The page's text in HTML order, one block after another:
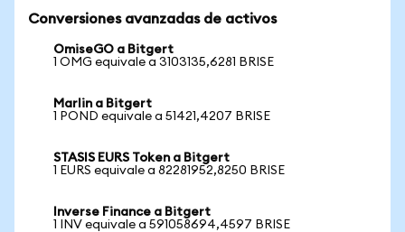
Conversiones avanzadas de activos
OmiseGO a Bitgert
1 OMG equivale a 3103135,6281 BRISE
Marlin a Bitgert
1 POND equivale a 51421,4207 BRISE
STASIS EURS Token a Bitgert
1 EURS equivale a 82281952,8250 BRISE
Inverse Finance a Bitgert
1 INV equivale a 591058694,4597 BRISE